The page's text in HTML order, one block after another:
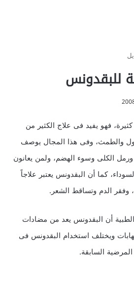
للبقدونس
كثيرة، فهو يفيد فى علاج الكثير من
والطمث، وفى هذا المجال يوصف
الكلى وسوء الهضم، ولمن يعانون
كما أن البقدونس يعتبر علاجاً
وفقر الدم وتساقط الشعر.
أن البقدونس يعد من مضادات
ويختلف استخدام البقدونس فى
السابقة.